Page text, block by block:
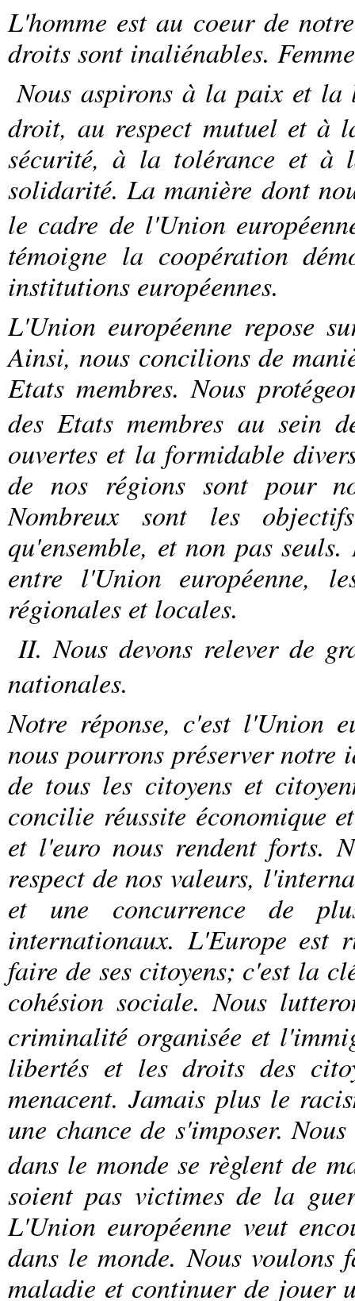
L'homme est au coeur de
droits sont inaliénables.
Nous aspirons à la paix et
droit, au respect mutuel et à
sécurité, à la tolérance et
solidarité. La manière dont
le cadre de l'Union
témoigne la coopération
institutions européennes.
L'Union européenne repose
Ainsi, nous concilions de
Etats membres. Nous
des Etats membres au sein
ouvertes et la formidable
de nos régions sont pour
Nombreux sont les
qu'ensemble, et non pas
entre l'Union européenne,
régionales et locales.
II. Nous devons relever de
nationales.
Notre réponse, c'est l'Union
nous pourrons préserver notre
de tous les citoyens et
concilie réussite économique
et l'euro nous rendent forts.
respect de nos valeurs,
et une concurrence de
internationaux. L'Europe est
faire de ses citoyens; c'est la
cohésion sociale. Nous
criminalité organisée et
libertés et les droits des
menacent. Jamais plus le
une chance de s'imposer.
dans le monde se règlent de
soient pas victimes de la
L'Union européenne veut
dans le monde. Nous
maladie et continuer de jouer